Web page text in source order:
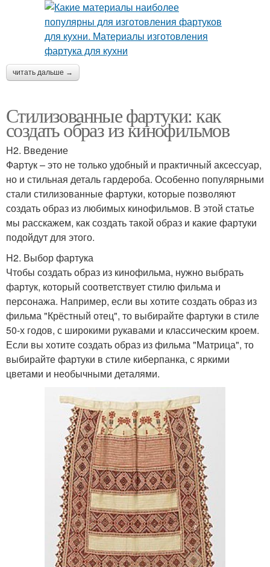
читать дальше →
Стилизованные фартуки: как
создать образ из кинофильмов
H2. Введение
Фартук – это не только удобный и практичный аксессуар,
но и стильная деталь гардероба. Особенно популярными
стали стилизованные фартуки, которые позволяют
создать образ из любимых кинофильмов. В этой статье
мы расскажем, как создать такой образ и какие фартуки
подойдут для этого.
H2. Выбор фартука
Чтобы создать образ из кинофильма, нужно выбрать
фартук, который соответствует стилю фильма и
персонажа. Например, если вы хотите создать образ из
фильма "Крёстный отец", то выбирайте фартуки в стиле
50-х годов, с широкими рукавами и классическим кроем.
Если вы хотите создать образ из фильма "Матрица", то
выбирайте фартуки в стиле киберпанка, с яркими
цветами и необычными деталями.